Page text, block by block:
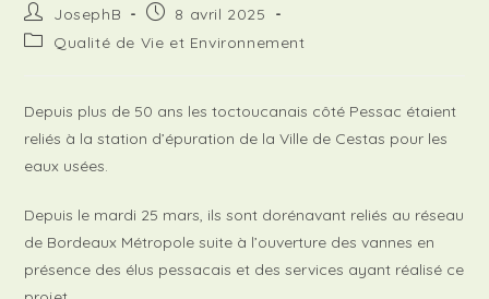
Auteur/autrice
de
la
JosephB
Publication
8 avril 2025
PostQualité de Vie et Environnement
Depuis plus de 50 ans les toctoucanais côté Pessac étaient
reliés à la station d’épuration de la Ville de Cestas pour les
eaux usées.
Depuis le mardi 25 mars, ils sont dorénavant reliés au réseau
de Bordeaux Métropole suite à l’ouverture des vannes en
présence des élus pessacais et des services ayant réalisé ce